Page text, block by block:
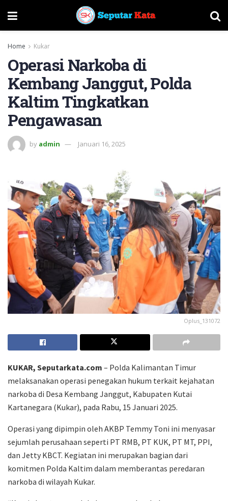
Home Kukar
Operasi Narkoba di
Kembang Janggut, Polda
Kaltim Tingkatkan
Pengawasan
by admin Januari 16, 2025
Oplus_131072
KUKAR, Seputarkata.com – Polda Kalimantan Timur
melaksanakan operasi penegakan hukum terkait kejahatan
narkoba di Desa Kembang Janggut, Kabupaten Kutai
Kartanegara (Kukar), pada Rabu, 15 Januari 2025.
Operasi yang dipimpin oleh AKBP Temmy Toni ini menyasar
sejumlah perusahaan seperti PT RMB, PT KUK, PT MT, PPI,
dan Jetty KBCT. Kegiatan ini merupakan bagian dari
komitmen Polda Kaltim dalam memberantas peredaran
narkoba di wilayah Kukar.